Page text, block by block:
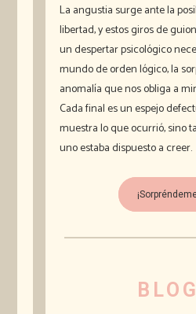
La angustia surge ante la
libertad, y estos giros de
un despertar psicológico
mundo de orden lógico, la
anomalía que nos obliga a
Cada final es un espejo
muestra lo que ocurrió, sino
uno estaba dispuesto a creer.
BLOG